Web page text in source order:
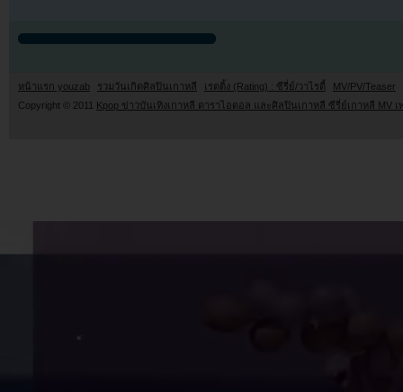
หน้าแรก youzab รวมวันเกิดศิลปินเกาหลี เรตติ้ง (Rating) : ซีรี่ย์/วาไรตี้
MV/PV/Teaser
Copyright © 2011 Kpop ข่าวบันเทิงเกาหลี ดาราไอดอล และศิลปินเกาหลี ซีรี่ย์เกาหลี MV